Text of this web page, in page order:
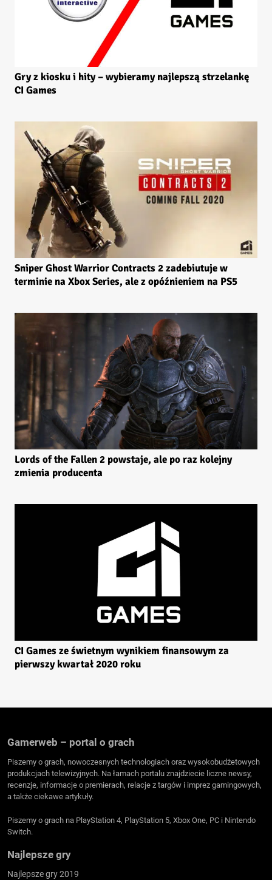
Gry z kiosku i hity – wybieramy najlepszą strzelankę
CI Games
Sniper Ghost Warrior Contracts 2 zadebiutuje w
terminie na Xbox Series, ale z opóźnieniem na PS5
Lords of the Fallen 2 powstaje, ale po raz kolejny
zmienia producenta
CI Games ze świetnym wynikiem finansowym za
pierwszy kwartał 2020 roku
Gamerweb – portal o grach
Piszemy o grach, nowoczesnych technologiach oraz wysokobudżetowych
produkcjach telewizyjnych. Na łamach portalu znajdziecie liczne newsy,
recenzje, informacje o premierach, relacje z targów i imprez gamingowych,
a także ciekawe artykuły.
Piszemy o grach na PlayStation 4, PlayStation 5, Xbox One, PC i Nintendo
Switch.
Najlepsze gry
Najlepsze gry 2019